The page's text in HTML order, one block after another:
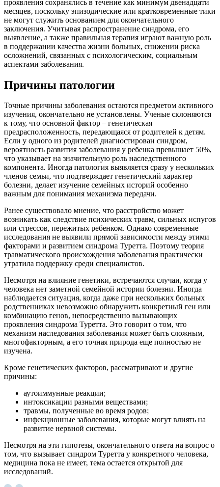
проявления сохранялись в течение как минимум двенадцати
месяцев, поскольку эпизодические или кратковременные тики
не могут служить основанием для окончательного
заключения. Учитывая распространение синдрома, его
выявление, а также правильная терапия играют важную роль
в поддержании качества жизни больных, снижении риска
осложнений, связанных с психологическим, социальным
аспектами заболевания.
Причины патологии
Точные причины заболевания остаются предметом активного
изучения, окончательно не установлены. Ученые склоняются
к тому, что основной фактор – генетическая
предрасположенность, передающаяся от родителей к детям.
Если у одного из родителей диагностирован синдром,
вероятность развития заболевания у ребенка превышает 50%,
что указывает на значительную роль наследственного
компонента. Иногда патология выявляется сразу у нескольких
членов семьи, что подтверждает генетический характер
болезни, делает изучение семейных историй особенно
важным для понимания механизма передачи.
Ранее существовало мнение, что расстройство может
возникать как следствие психических травм, сильных испугов
или стрессов, пережитых ребенком. Однако современные
исследования не выявили прямой зависимости между этими
факторами и развитием синдрома Туретта. Поэтому теория
травматического происхождения заболевания практически
утратила поддержку среди специалистов.
Несмотря на влияние генетики, встречаются случаи, когда у
человека нет заметной семейной истории болезни. Иногда
наблюдается ситуация, когда даже при нескольких больных
родственниках невозможно обнаружить конкретный ген или
комбинацию генов, непосредственно вызывающих
проявления синдрома Туретта. Это говорит о том, что
механизм наследования заболевания может быть сложным,
многофакторным, а его точная природа еще полностью не
изучена.
Кроме генетических факторов, рассматривают и другие
причины:
аутоиммунные реакции;
интоксикации разными веществами;
травмы, полученные во время родов;
инфекционные заболевания, которые могут влиять на
развитие нервной системы.
Несмотря на эти гипотезы, окончательного ответа на вопрос о
том, что вызывает синдром Туретта у конкретного человека,
медицина пока не имеет, тема остается открытой для
исследований.